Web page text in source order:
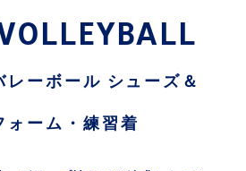
レーボール シューズ＆
ォーム・練習着